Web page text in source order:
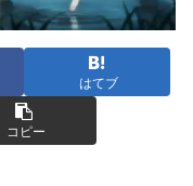
はてブ
コピー